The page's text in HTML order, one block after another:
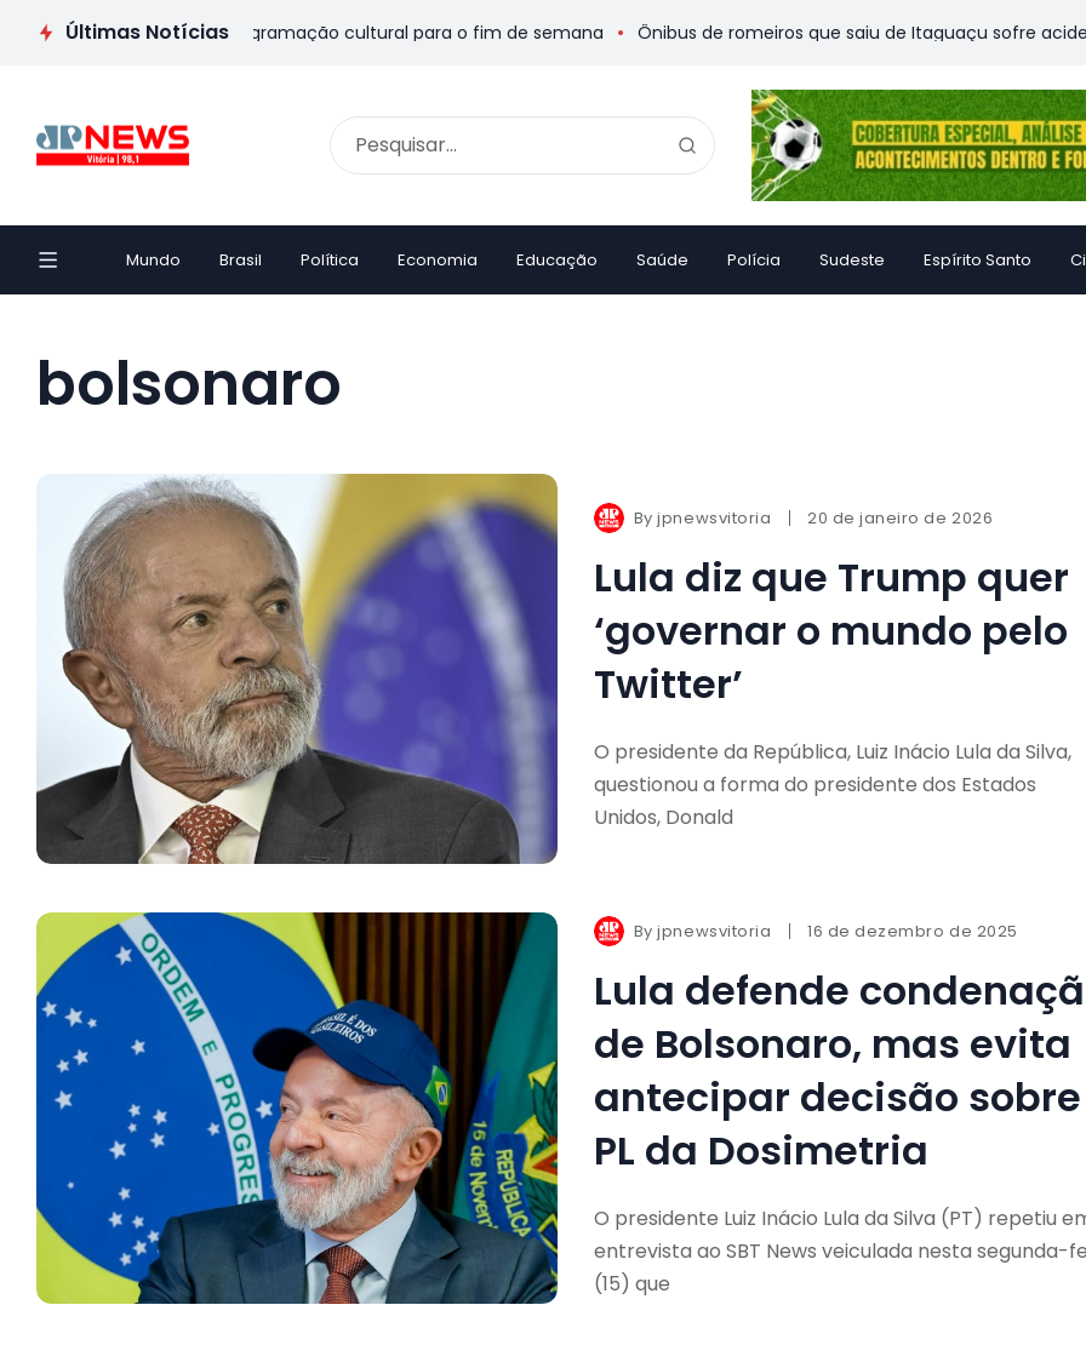
Últimas Notícias
veja passeios e programação cultural para o fim de semana Ônibus de romeiros que saiu de Itaguaçu sofre acidente e
Mundo Brasil Política Economia Educação Saúde Polícia Sudeste Espírito Santo
bolsonaro
Byjpnewsvitoria 20 de janeiro de 2026
Lula diz que Trump quer
‘governar o mundo pelo
Twitter’
O presidente da República, Luiz Inácio Lula da Silva,
questionou a forma do presidente dos Estados
Unidos, Donald
Byjpnewsvitoria 16 de dezembro de 2025
Lula defende
de Bolsonaro, mas evita
antecipar decisão sobre
PL da Dosimetria
O presidente Luiz Inácio Lula da Silva (PT) repetiu
entrevista ao SBT News veiculada nesta segunda-
(15) que